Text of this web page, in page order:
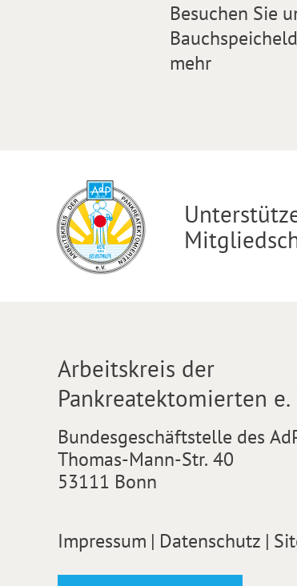
Besuchen Sie
mehr
Arbeitskreis der
Pankreatektomierten e.
Bundesgeschäftstelle des
Thomas-Mann-Str. 40
53111 Bonn
Impressum | Datenschutz |